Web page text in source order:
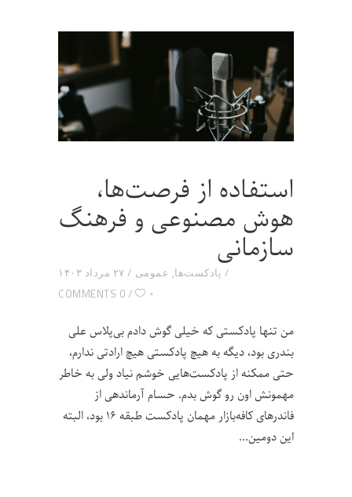
استفاده از فرصت‌ها،
هوش مصنوعی و فرهنگ
سازمانی
۲۷ مرداد ۱۴۰۳ پادکست‌ها, عمومی
0 COMMENTS
۰
من تنها پادکستی که خیلی گوش دادم بی‌پلاس علی
بندری بود، دیگه به هیچ پادکستی هیچ ارادتی ندارم،
حتی ممکنه از پادکست‌هایی خوشم نیاد ولی به خاطر
مهمونش اون رو گوش بدم. حسام آرماندهی از
فاندرهای کافه‌بازار مهمان پادکست طبقه ۱۶ بود، البته
این دومین